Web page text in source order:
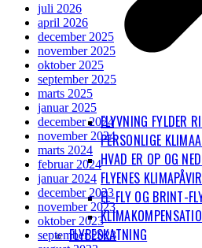
FLYVNING FYLDER
PERSONLIGE
HVAD ER OP OG
FLYENES
EL-FLY OG BRINT-
FLYBESKATNING
juli 2026
april 2026
december 2025
november 2025
oktober 2025
september 2025
marts 2025
januar 2025
december 2024
november 2024
marts 2024
februar 2024
januar 2024
december 2023
november 2023
oktober 2023
september 2023